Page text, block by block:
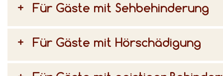
Für Gäste mit Sehbehinderung
Für Gäste mit Hörschädigung